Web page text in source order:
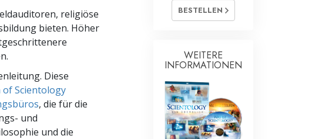
Antworten auf das Drogenproblem
Werkzeuge für den Arbeitsplatz
Ethik und die Zustände
Die Ursache von Unterdrückung
religiöse
bieten. Höher
Diese
of Scientology
, die für die
und
und die
BESTELLEN
WEITERE
INFORMATIONEN